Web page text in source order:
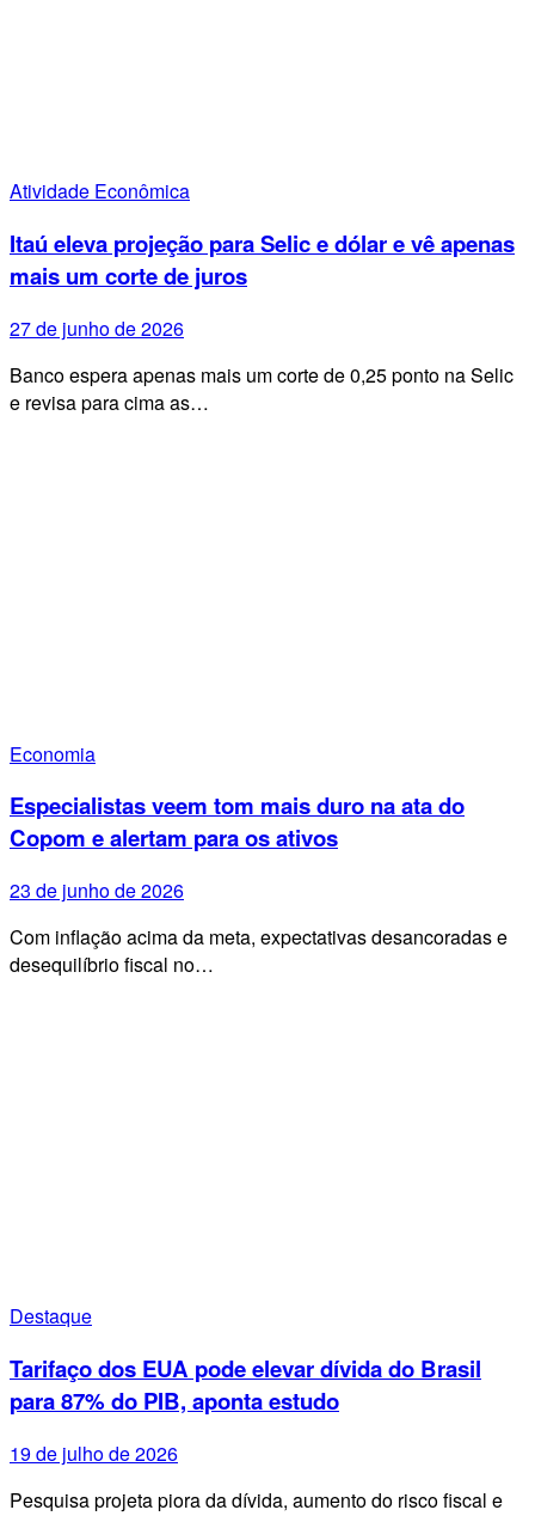
Atividade Econômica
Itaú eleva projeção para Selic e dólar e vê apenas
mais um corte de juros
27 de junho de 2026
Banco espera apenas mais um corte de 0,25 ponto na Selic
e revisa para cima as…
Economia
Especialistas veem tom mais duro na ata do
Copom e alertam para os ativos
23 de junho de 2026
Com inflação acima da meta, expectativas desancoradas e
desequilíbrio fiscal no…
Destaque
Tarifaço dos EUA pode elevar dívida do Brasil
para 87% do PIB, aponta estudo
19 de julho de 2026
Pesquisa projeta piora da dívida, aumento do risco fiscal e